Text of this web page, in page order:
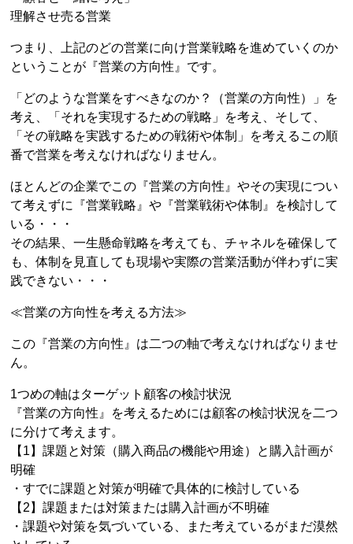
理解させ売る営業
つまり、上記のどの営業に向け営業戦略を進めていくのか
ということが『営業の方向性』です。
「どのような営業をすべきなのか？（営業の方向性）」を
考え、「それを実現するための戦略」を考え、そして、
「その戦略を実践するための戦術や体制」を考えるこの順
番で営業を考えなければなりません。
ほとんどの企業でこの『営業の方向性』やその実現につい
て考えずに『営業戦略』や『営業戦術や体制』を検討して
いる・・・
その結果、一生懸命戦略を考えても、チャネルを確保して
も、体制を見直しても現場や実際の営業活動が伴わずに実
践できない・・・
≪営業の方向性を考える方法≫
この『営業の方向性』は二つの軸で考えなければなりませ
ん。
1つめの軸はターゲット顧客の検討状況
『営業の方向性』を考えるためには顧客の検討状況を二つ
に分けて考えます。
【1】課題と対策（購入商品の機能や用途）と購入計画が
明確
・すでに課題と対策が明確で具体的に検討している
【2】課題または対策または購入計画が不明確
・課題や対策を気づいている、また考えているがまだ漠然